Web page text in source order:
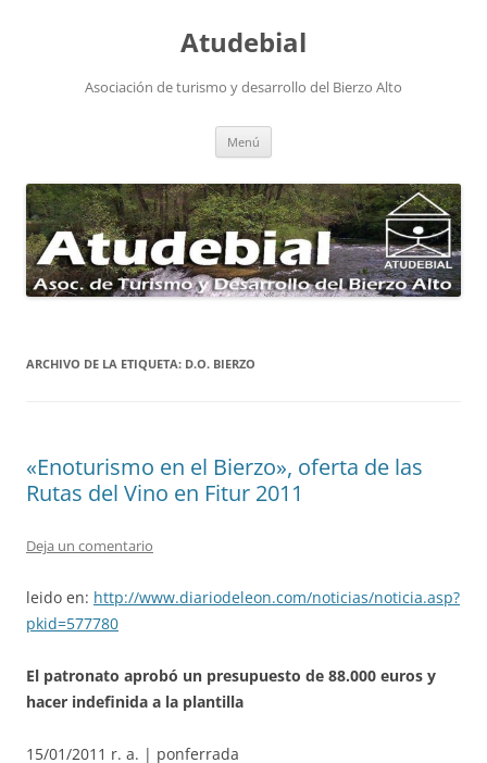
Atudebial
Asociación de turismo y desarrollo del Bierzo Alto
Menú
ARCHIVO DE LA ETIQUETA: D.O. BIERZO
«Enoturismo en el Bierzo», oferta de las
Rutas del Vino en Fitur 2011
Deja un comentario
leido en: http://www.diariodeleon.com/noticias/noticia.asp?
pkid=577780
El patronato aprobó un presupuesto de 88.000 euros y
hacer indefinida a la plantilla
15/01/2011 r. a. | ponferrada